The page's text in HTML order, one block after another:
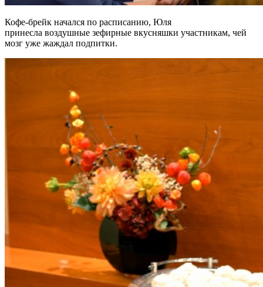
Кофе-брейк начался по расписанию, Юля
принесла воздушные зефирные вкусняшки участникам, чей
мозг уже жаждал подпитки.